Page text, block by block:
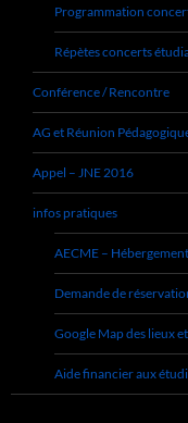
Programmation
Répètes concerts
Conférence / Rencontre
AG et Réunion
Appel – JNE 2016
infos pratiques
AECME –
Demande de
Google Map des lieux
Aide financier aux